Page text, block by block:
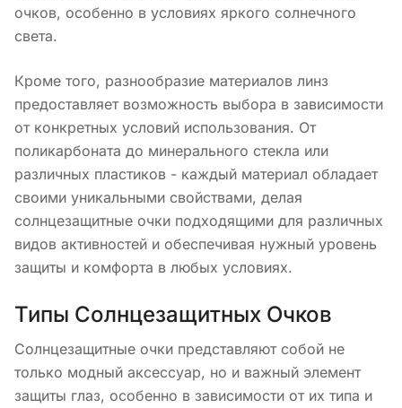
очков, особенно в условиях яркого солнечного
света.
Кроме того, разнообразие материалов линз
предоставляет возможность выбора в зависимости
от конкретных условий использования. От
поликарбоната до минерального стекла или
различных пластиков - каждый материал обладает
своими уникальными свойствами, делая
солнцезащитные очки подходящими для различных
видов активностей и обеспечивая нужный уровень
защиты и комфорта в любых условиях.
Типы Солнцезащитных Очков
Солнцезащитные очки представляют собой не
только модный аксессуар, но и важный элемент
защиты глаз, особенно в зависимости от их типа и